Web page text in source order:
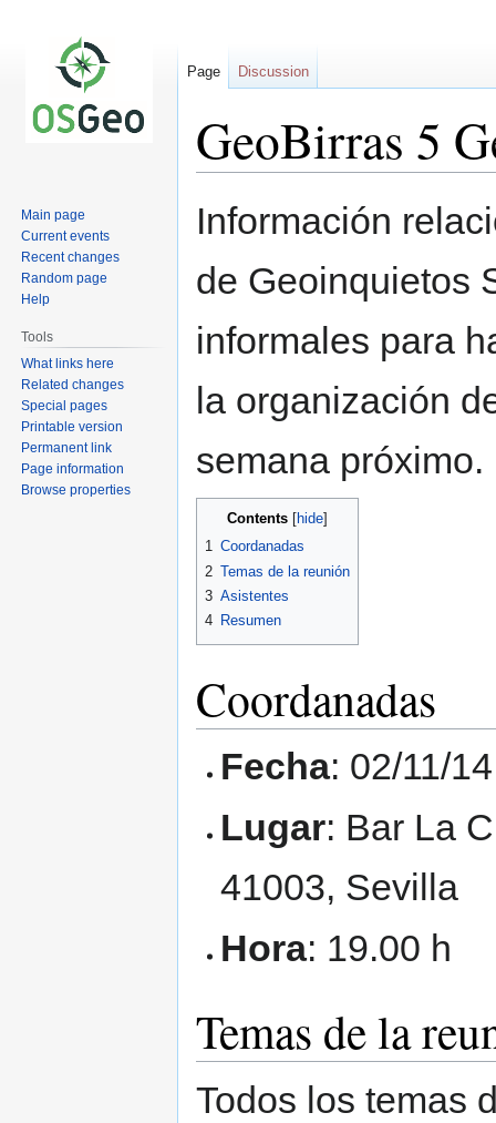
GeoBirras 5
Jump
Jump
Información
de Geoinquietos
informales para
la organización
semana próximo.
Contents
1 Coordanadas
2 Temas de la reunión
3 Asistentes
4 Resumen
Coordanadas
Fecha: 02/11/14
Lugar: Bar La
41003, Sevilla
Hora: 19.00 h
Temas de la
Todos los temas
Page Discussion
Main page
Current events
Recent changes
Random page
Help
Tools
What links here
Related changes
Special pages
Printable version
Permanent link
Page information
Browse properties